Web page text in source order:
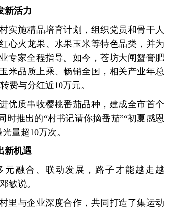
新活力
实施精品培育计划，组织党员和骨干人
心火龙果、水果玉米等特色品类，并为
专家全程指导。如今，苍坊大闸蟹膏肥
米品质上乘、畅销全国，相关产业年总
费与分红近10万元。
优质串收樱桃番茄品种，建成全市首个
时推出的“村书记请你摘番茄”“初夏感恩
量超10万次。
新机遇
元融合、联动发展，路子才能越走越
敏说。
里与企业深度合作，共同打造了集运动